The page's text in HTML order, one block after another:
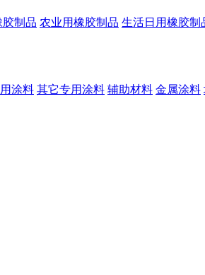
胶制品 农业用橡胶制品 生活日用橡胶制
涂料 其它专用涂料 辅助材料 金属涂料